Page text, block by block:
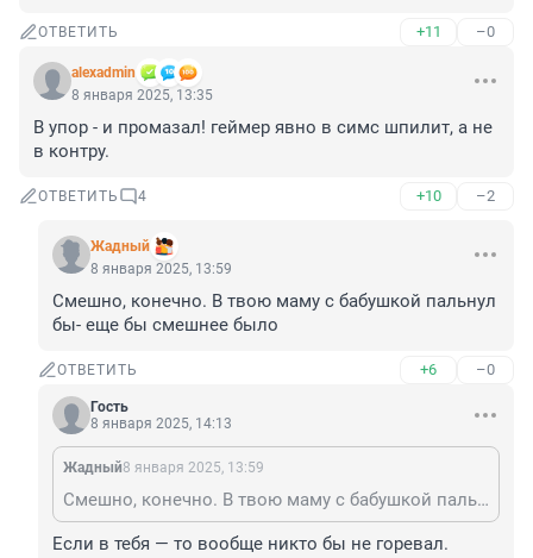
ОТВЕТИТЬ +11 –0
alexadmin
8 января 2025, 13:35
В упор - и промазал! геймер явно в симс шпилит, а не
в контру.
ОТВЕТИТЬ 4 +10 –2
Жадный
8 января 2025, 13:59
Смешно, конечно. В твою маму с бабушкой пальнул
бы- еще бы смешнее было
ОТВЕТИТЬ +6 –0
Гость
8 января 2025, 14:13
Жадный8 января 2025, 13:59
Смешно, конечно. В твою маму с бабушкой пальнул бы- еще бы смешнее было
Если в тебя — то вообще никто бы не горевал.